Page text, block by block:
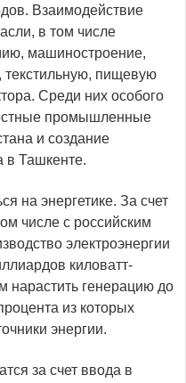
Взаимодействие
в том числе
машиностроение,
текстильную, пищевую
Среди них особого
промышленные
и создание
в Ташкенте.
на энергетике. За счет
числе с российским
электроэнергии
киловатт-
нарастить генерацию до
из которых
энергии.
за счет ввода в